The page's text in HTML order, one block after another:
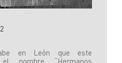
en León que este
nombre “Hermanos